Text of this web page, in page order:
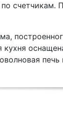
cчeтчикaм.